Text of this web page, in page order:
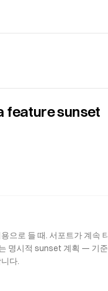
feature sunset
으로 들 때. 서포트가 계속
명시적 sunset 계획 — 기
다.